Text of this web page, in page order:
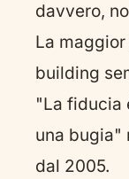
davvero,
La
building
"La fiducia
una bugia"
dal 2005.